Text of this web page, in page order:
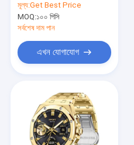
এপিআই প্রকল্প
মূল্য:Get Best Price
MOQ:১০০ পিসি
সর্বশেষ দাম পান
এখন যোগাযোগ